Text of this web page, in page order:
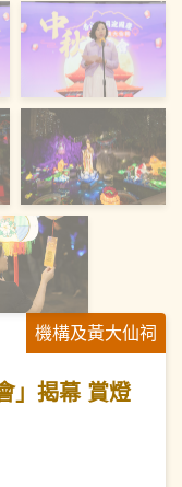
機構及黃大仙祠
」揭幕 賞燈